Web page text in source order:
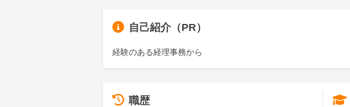
自己紹介（PR）
経験のある経理事務から
職歴